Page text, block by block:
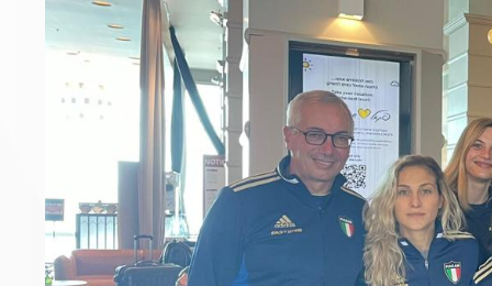
Provvedimenti in corso
Sentenze Giudice Sportivo
Sentenze Tribunale Federale
Sentenze Corte Sportiva e Federale di Appello
Sentenze di 1° Grado
Sentenze CAF
Sentenze Tribunale Nazionale Arbitrato per lo
Sport
Dispositivi Tribunale Federale
Dispositivi Corte Sportiva e Federale di Appello
Spese per l’accesso alla Giustizia
Gare e Risultati